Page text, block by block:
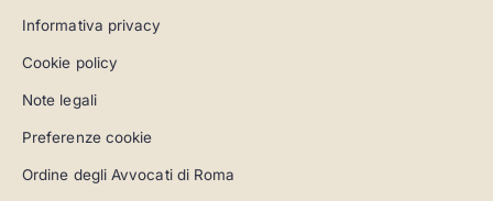
Informativa privacy
Cookie policy
Note legali
Preferenze cookie
Ordine degli Avvocati di Roma